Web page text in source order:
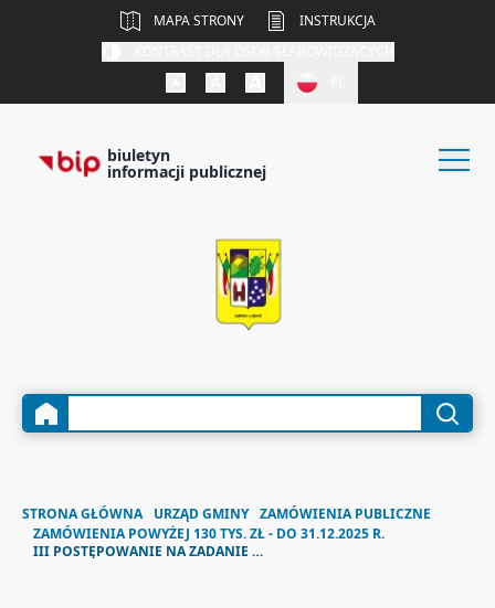
MAPA STRONY
INSTRUKCJA
biuletyn
informacji publicznej
STRONA GŁÓWNA URZĄD GMINY ZAMÓWIENIA PUBLICZNE
ZAMÓWIENIA POWYŻEJ 130 TYS. ZŁ - DO 31.12.2025 R.
III POSTĘPOWANIE NA ZADANIE PN. „TERMOMODERNIZACJA BUDYNKÓW SZKOLNO-PRZEDSZKOLNYCH NA TERENIE GMINY LUBAŃ- ZESPÓŁ SZKOLNO-PRZEDSZKOLNY W PISARZOWICACH” W FORMULE ZAPROJEKTUJ I WYBUDUJ.